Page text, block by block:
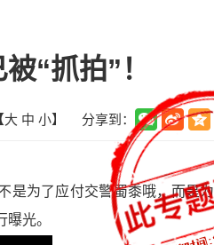
“抓拍”！
大 中 小】 分享到：
是为了应付交警蜀黍哦，而是
曝光。